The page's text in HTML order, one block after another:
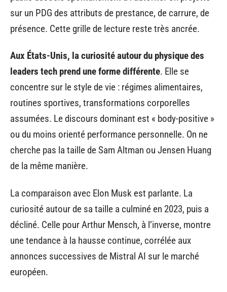
sur un PDG des attributs de prestance, de carrure, de
présence. Cette grille de lecture reste très ancrée.
Aux États-Unis, la curiosité autour du physique des
leaders tech prend une forme différente. Elle se
concentre sur le style de vie : régimes alimentaires,
routines sportives, transformations corporelles
assumées. Le discours dominant est « body-positive »
ou du moins orienté performance personnelle. On ne
cherche pas la taille de Sam Altman ou Jensen Huang
de la même manière.
La comparaison avec Elon Musk est parlante. La
curiosité autour de sa taille a culminé en 2023, puis a
décliné. Celle pour Arthur Mensch, à l’inverse, montre
une tendance à la hausse continue, corrélée aux
annonces successives de Mistral AI sur le marché
européen.